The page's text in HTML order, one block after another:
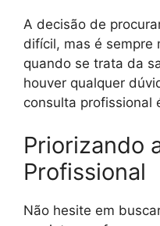
A decisão de
difícil, mas é sempre
quando se trata da
houver qualquer
consulta profissional
Priorizando
Profissional
Não hesite em